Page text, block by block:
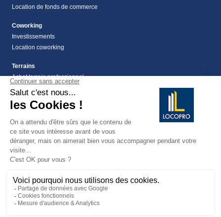
Location de fonds de commerce
Coworking
Investissements
Location coworking
Terrains
Achat terrain professionnel
location de terrain Alpes Maritimes (06)
Maritimes (06)
Terrains
Vente terrain Alpes maritimes (06)
vente terrains à montauroux